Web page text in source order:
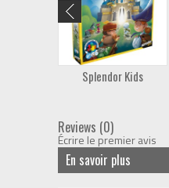
Splendor Kids
Reviews (0)
Écrire le premier avis
En savoir plus